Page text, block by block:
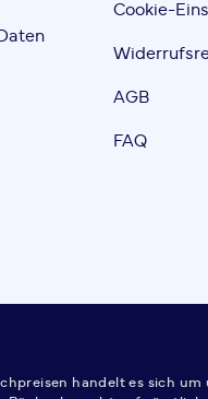
Cookie-
AGB
FAQ
handelt es sich